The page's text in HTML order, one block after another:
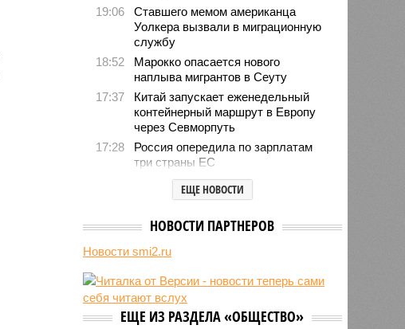
19:06
Ставшего мемом американца
Уолкера вызвали в миграционную
службу
18:52
Марокко опасается нового
наплыва мигрантов в Сеуту
17:37
Китай запускает еженедельный
контейнерный маршрут в Европу
через Севморпуть
17:28
Россия опередила по зарплатам
три страны ЕС
Александр Лукашенко призвал
белорусов скупать пустующие
14:49
Девушка объяснила убийство
трёхмесячного сына
увеличение пенсий детям,
потерявшим родителей
13:56
Финляндия захотела использовать
ЕЩЕ НОВОСТИ
НОВОСТИ ПАРТНЕРОВ
Новости smi2.ru
ЕЩЕ ИЗ РАЗДЕЛА «ОБЩЕСТВО»